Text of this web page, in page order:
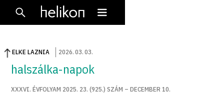
ELKE LAZNIA 2026.03.03.
halszálka-napok
XXXVI. ÉVFOLYAM 2025. 23. (925.) SZÁM – DECEMBER 10.